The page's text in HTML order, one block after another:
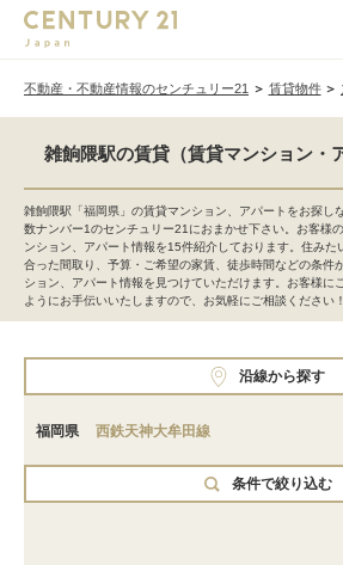
不動産・不動産情報のセンチュリー21 賃貸物件
雑餉隈駅の賃貸（賃貸マンション・
雑餉隈駅「福岡県」の賃貸マンション、アパートをお探し
数ナンバー1のセンチュリー21におまかせ下さい。お客様
ンション、アパート情報を15件紹介しております。住みた
合った間取り、予算・ご希望の家賃、徒歩時間などの条件
ション、アパート情報を見つけていただけます。お客様に
ようにお手伝いいたしますので、お気軽にご相談ください！
沿線から探す
福岡県 西鉄天神大牟田線
条件で絞り込む